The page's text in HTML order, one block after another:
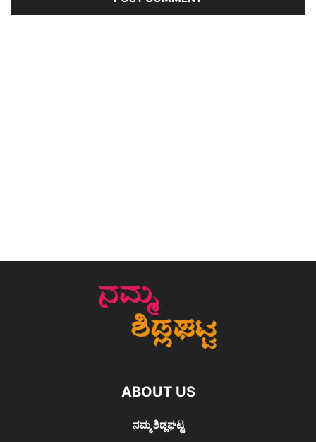
ABOUT US
ನಮ್ಮ ಶಿಡ್ಲಘಟ್ಟ